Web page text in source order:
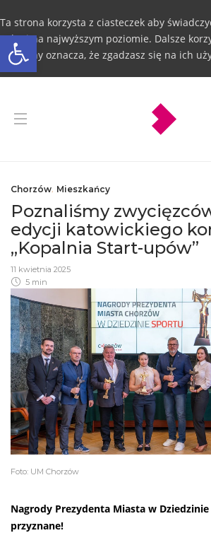
Otwórz pasek narzędzi
Ta strona korzysta z ciasteczek aby
usługi na najwyższym poziomie. Dalsze
ze strony oznacza, że zgadzasz się na ich
Chorzów, Mieszkańcy
Poznaliśmy
edycji katowickiego
„Kopalnia Start-upów”
11 kwietnia 2025
5 min
Foto: UM Chorzów
Nagrody Prezydenta Miasta w
przyznane!